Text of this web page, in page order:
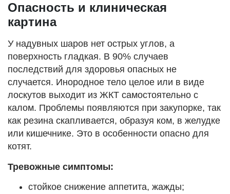
Опасность и клиническая
картина
У надувных шаров нет острых углов, а
поверхность гладкая. В 90% случаев
последствий для здоровья опасных не
случается. Инородное тело целое или в виде
лоскутов выходит из ЖКТ самостоятельно с
калом. Проблемы появляются при закупорке, так
как резина скапливается, образуя ком, в желудке
или кишечнике. Это в особенности опасно для
котят.
Тревожные симптомы:
стойкое снижение аппетита, жажды;